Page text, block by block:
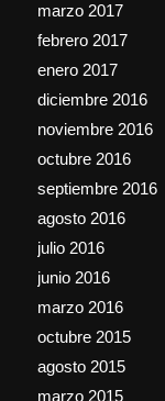
marzo 2017
febrero 2017
enero 2017
diciembre 2016
noviembre 2016
octubre 2016
septiembre 2016
agosto 2016
julio 2016
junio 2016
marzo 2016
octubre 2015
agosto 2015
marzo 2015